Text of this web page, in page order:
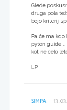
Glede
druga pola
bojo kriterij
Pa če ma
pyton
kot ne celo
LP
SIMPA